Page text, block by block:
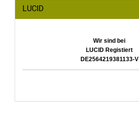
LUCID
Wir sind bei
LUCID Registiert
DE2564219381133-V